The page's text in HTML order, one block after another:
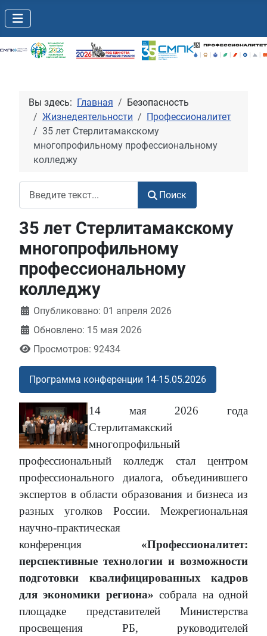
Вы здесь: Главная
Безопасность
Жизнедеятельности
Профессионалитет
35 лет Стерлитамакскому
многопрофильному профессиональному
колледжу
Поиск
35 лет Стерлитамакскому
многопрофильному
профессиональному
колледжу
Информация о материале
Опубликовано: 01 апреля 2026
Обновлено: 15 мая 2026
Просмотров: 92434
Программа конференции 14-15.05.2026
14 мая 2026 года
Стерлитамакский
многопрофильный
профессиональный колледж стал центром
профессионального диалога, объединившего
экспертов в области образования и бизнеса из
разных уголков России. Межрегиональная
научно-практическая
конференция «Профессионалитет:
перспективные технологии и возможности
подготовки квалифицированных кадров
для экономики региона» собрала на одной
площадке представителей Министерства
просвещения РБ, руководителей